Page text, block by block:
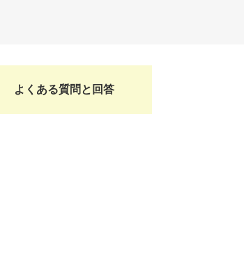
よくある質問と回答